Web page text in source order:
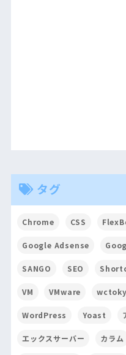
タグ
Chrome CSS
Google Adsense
SANGO SEO
VM VMware
WordPress Yoast
エックスサーバー カラム